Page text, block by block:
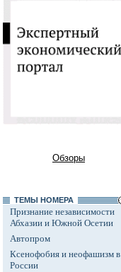
Обзоры
ТЕМЫ НОМЕРА
Признание независимости
Абхазии и Южной Осетии
Автопром
Ксенофобия и неофашизм в
России